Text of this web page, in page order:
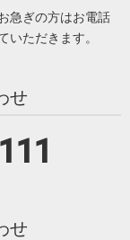
急ぎの方はお電話
いただきます。
せ
せ